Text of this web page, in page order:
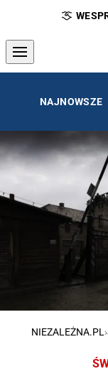
NAJNOWSZE
NIEZALEŻNA.PL›